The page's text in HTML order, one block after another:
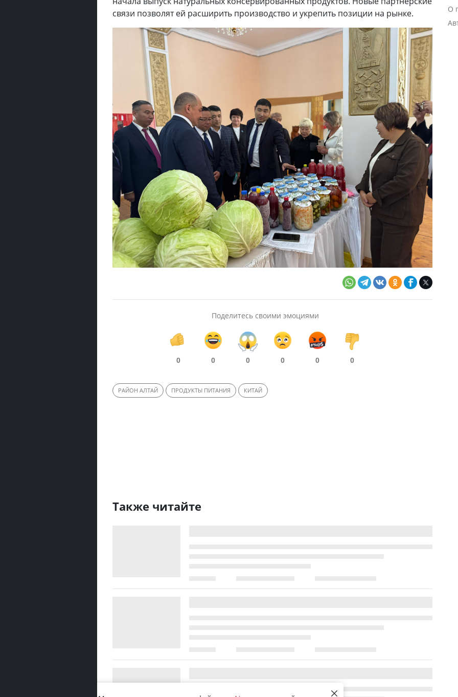
связи позволят ей расширить производство и укрепить позиции на рынке.
Поделитесь своими эмоциями
0 0 0 0 0 0
РАЙОН АЛТАЙ ПРОДУКТЫ ПИТАНИЯ КИТАЙ
Также читайте
О